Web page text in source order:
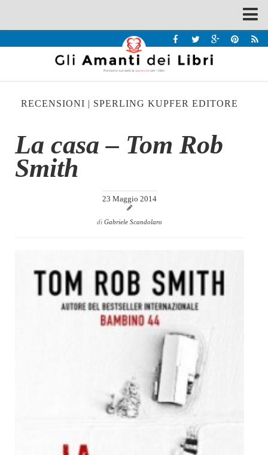
Recensioni
Interviste & Incontri
Bandi
Chi siamo
Contatti
Dicono di Noi
Rassegna Stampa
Premio Chiara
RECENSIONI | SPERLING KUPFER EDITORE
La casa – Tom Rob
Smith
23 Maggio 2014
di Gabriele Scandolaro